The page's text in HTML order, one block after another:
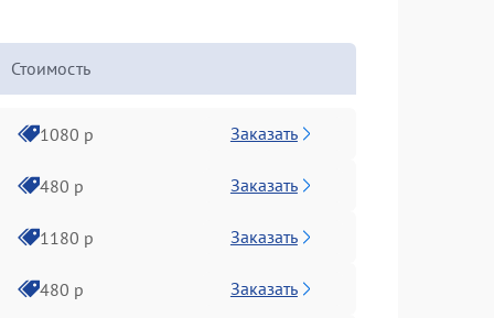
Стоимость
1080 р Заказать
480 р Заказать
1180 р Заказать
480 р Заказать